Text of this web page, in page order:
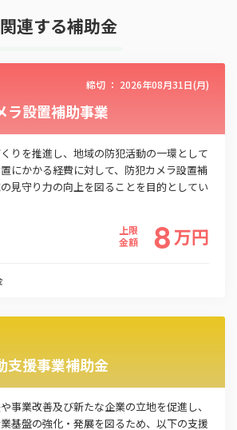
進給付金事業、自立支援教育訓練
ロード」ボタンを押下した時点
利用規約に同意したものとみなさ
関連する補助金
締切 ： 2026年08月31日(月)
ラ設置補助事業
りを推進し、地域の防犯活動の一環として
にかかる経費に対して、防犯カメラ設置補
見守り力の向上を図ることを目的としてい
上限
金額
8万円
支援事業補助金
事業改善及び新たな企業の立地を促進し、
基盤の強化・発展を図るため、以下の支援